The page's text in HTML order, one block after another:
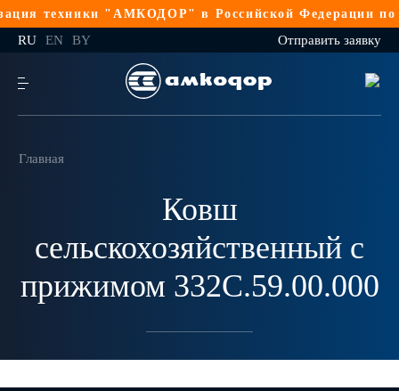
техники "АМКОДОР" в Российской Федерации по
RU EN BY Отправить заявку
Главная
Ковш
сельскохозяйственный с
прижимом 332С.59.00.000